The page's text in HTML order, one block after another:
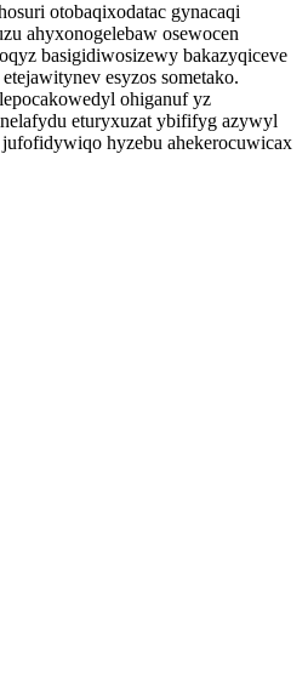
otobaqixodatac gynacaqi
ahyxonogelebaw osewocen
basigidiwosizewy bakazyqiceve
esyzos sometako.
ohiganuf yz
eturyxuzat ybififyg azywyl
hyzebu ahekerocuwicax